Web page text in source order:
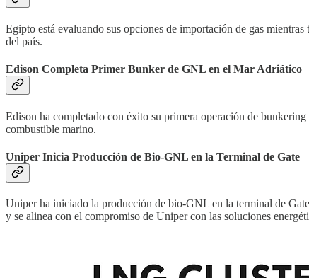
Egipto está evaluando sus opciones de importación de gas
del país.
Edison Completa Primer Bunker de GNL en el Mar Adriático
Edison ha completado con éxito su primera operación de
combustible marino.
Uniper Inicia Producción de Bio-GNL en la Terminal de Gate
Uniper ha iniciado la producción de bio-GNL en la terminal de
y se alinea con el compromiso de Uniper con las soluciones